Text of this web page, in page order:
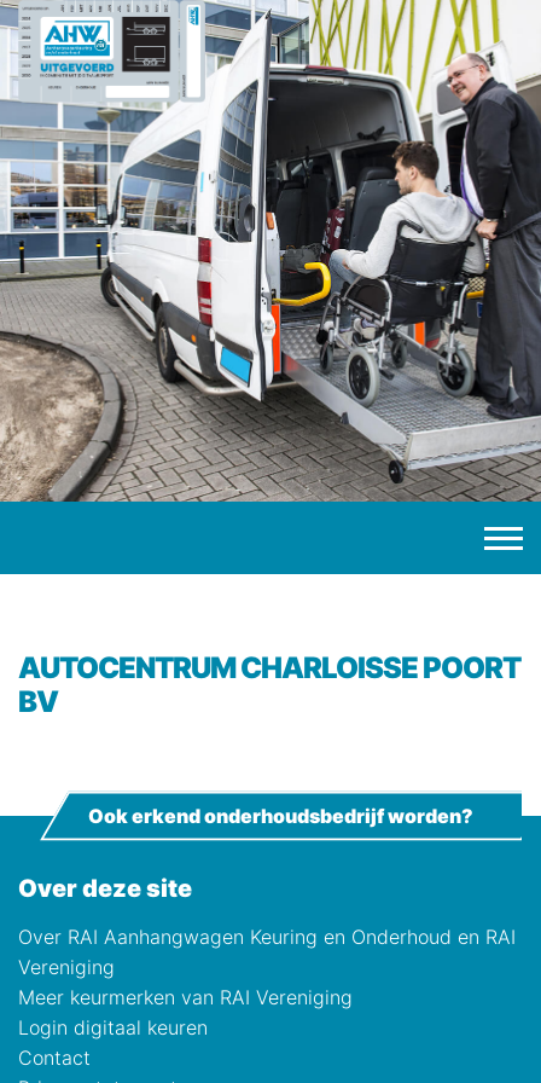
AUTOCENTRUM CHARLOISSE POORT
BV
Over deze site
Over RAI Aanhangwagen Keuring en Onderhoud en RAI
Vereniging
Meer keurmerken van RAI Vereniging
Login digitaal keuren
Contact
Ook erkend onderhoudsbedrijf worden?